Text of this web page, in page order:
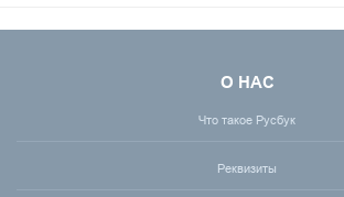
О НАС
Что такое Русбук
Реквизиты